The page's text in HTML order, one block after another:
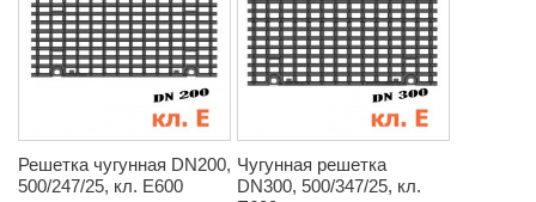
Решетка чугунная DN200,
500/247/25, кл. E600
Чугунная решетка
DN300, 500/347/25, кл.